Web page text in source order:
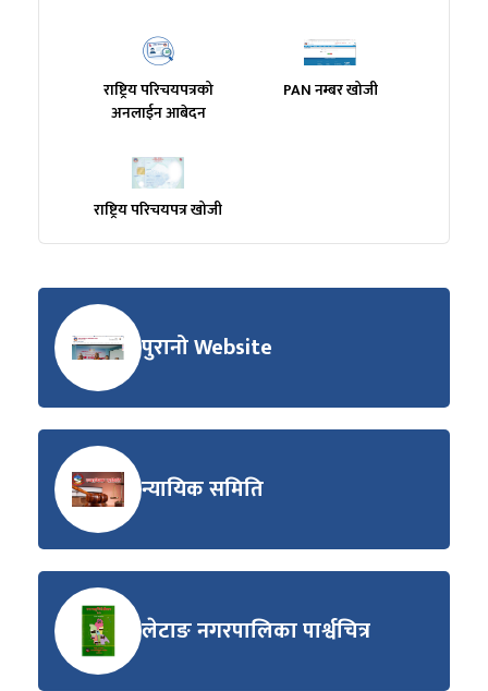
राष्ट्रिय परिचयपत्रको
अनलाईन आबेदन
PAN नम्बर खोजी
राष्ट्रिय परिचयपत्र खोजी
पुरानो Website
न्यायिक समिति
लेटाङ नगरपालिका पार्श्वचित्र